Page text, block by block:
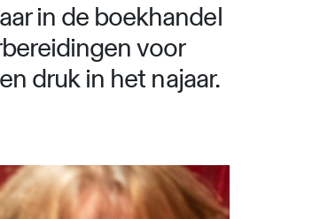
in de boekhandel
voor
druk in het najaar.